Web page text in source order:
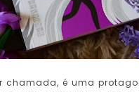
chamada, é uma